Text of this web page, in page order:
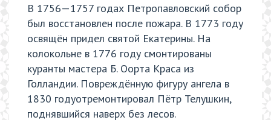
В 1756—1757 годах Петропавловский собор
был восстановлен после пожара. В 1773 году
освящён придел святой Екатерины. На
колокольне в 1776 году смонтированы
куранты мастера Б. Оорта Краса из
Голландии. Повреждённую фигуру ангела в
1830 годуотремонтировал Пётр Телушкин,
поднявшийся наверх без лесов.